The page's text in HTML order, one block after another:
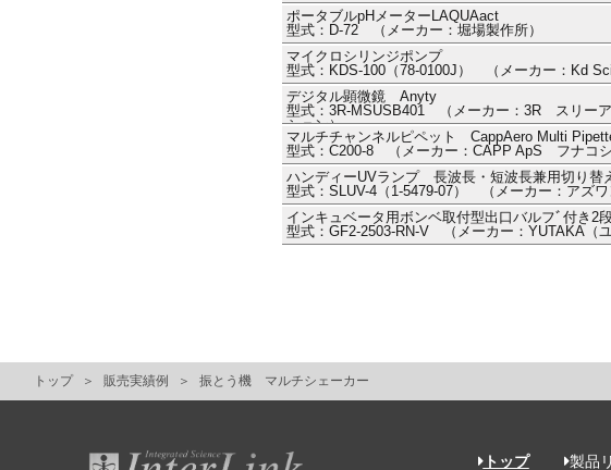
ポータブルpHメーターLAQUAact
型式：D-72 （メーカー：堀場製作所）
マイクロシリンジポンプ
型式：KDS-100（78-0100J） （メーカー：Kd
デジタル顕微鏡 Anyty
型式：3R-MSUSB401 （メーカー：3R スリー
ション）
マルチチャンネルピペット CappAero Multi
型式：C200-8 （メーカー：CAPP ApS フナコシ
ハンディーUVランプ 長波長・短波長兼用切り替
型式：SLUV-4（1-5479-07） （メーカー：アズワ
インキュベータ用ボンベ取付型出口バルフﾞ付き2
型式：GF2-2503-RN-V （メーカー：YUTAKA（ユ
トップ 販売実績例 振とう機 マルチシェーカー
トップ 製品